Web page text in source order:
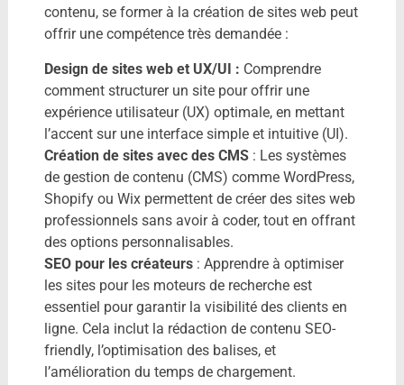
contenu, se former à la création de sites web peut
offrir une compétence très demandée :
Design de sites web et UX/UI : Comprendre
comment structurer un site pour offrir une
expérience utilisateur (UX) optimale, en mettant
l’accent sur une interface simple et intuitive (UI).
Création de sites avec des CMS: Les systèmes
de gestion de contenu (CMS) comme WordPress,
Shopify ou Wix permettent de créer des sites web
professionnels sans avoir à coder, tout en offrant
des options personnalisables.
SEO pour les créateurs: Apprendre à optimiser
les sites pour les moteurs de recherche est
essentiel pour garantir la visibilité des clients en
ligne. Cela inclut la rédaction de contenu SEO-
friendly, l’optimisation des balises, et
l’amélioration du temps de chargement.